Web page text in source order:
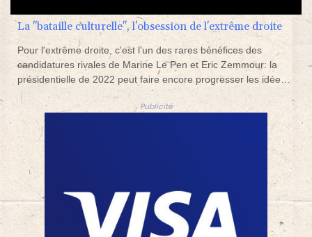
La "bataille culturelle", l'obsession de l'extrême droite
Pour l'extrême droite, c'est l'un des rares bénéfices des
candidatures rivales de Marine Le Pen et Eric Zemmour: la
présidentielle de 2022 peut faire encore progresser les idées
du "camp national" dans le débat public, pour amplifier la
"bataille culturelle" qui l'obsède.Publicité